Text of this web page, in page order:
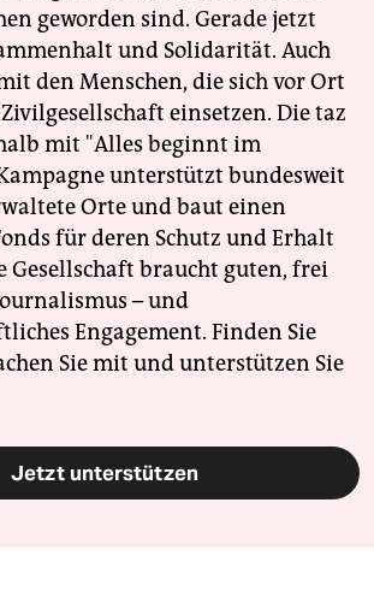
geworden sind. Gerade jetzt
und Solidarität. Auch
den Menschen, die sich vor Ort
einsetzen. Die taz
mit "Alles beginnt im
unterstützt bundesweit
Orte und baut einen
für deren Schutz und Erhalt
Gesellschaft braucht guten, frei
– und
Engagement. Finden Sie
Sie mit und unterstützen Sie
Jetzt unterstützen